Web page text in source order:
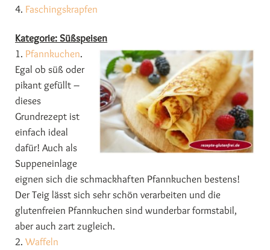
4. Faschingskrapfen
Kategorie: Süßspeisen
1. Pfannkuchen.
Egal ob süß oder
pikant gefüllt –
dieses
Grundrezept ist
einfach ideal
dafür! Auch als
Suppeneinlage
eignen sich die schmackhaften Pfannkuchen bestens!
Der Teig lässt sich sehr schön verarbeiten und die
glutenfreien Pfannkuchen sind wunderbar formstabil,
aber auch zart zugleich.
2. Waffeln